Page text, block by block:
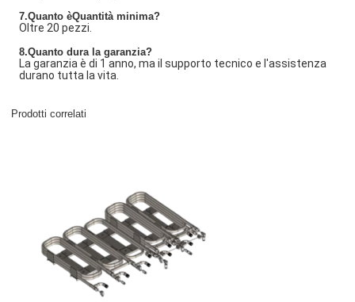
7.Quanto èQuantità minima?
Oltre 20 pezzi.
8.Quanto dura la garanzia?
La garanzia è di 1 anno, ma il supporto tecnico e l'assistenza
durano tutta la vita.
Prodotti correlati